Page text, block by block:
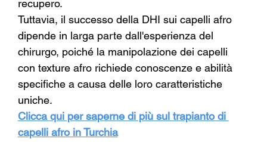
recupero.
Tuttavia, il successo della DHI sui capelli afro
dipende in larga parte dall'esperienza del
chirurgo, poiché la manipolazione dei capelli
con texture afro richiede conoscenze e abilità
specifiche a causa delle loro caratteristiche
uniche.
Clicca qui per saperne di più sul trapianto di
capelli afro in Turchia